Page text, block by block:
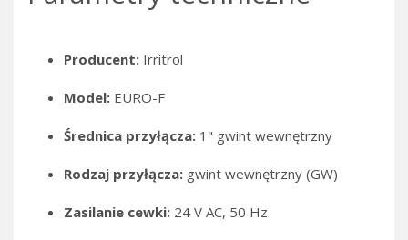
Producent: Irritrol
Model: EURO-F
Średnica przyłącza: 1" gwint wewnętrzny
Rodzaj przyłącza: gwint wewnętrzny (GW)
Zasilanie cewki: 24 V AC, 50 Hz